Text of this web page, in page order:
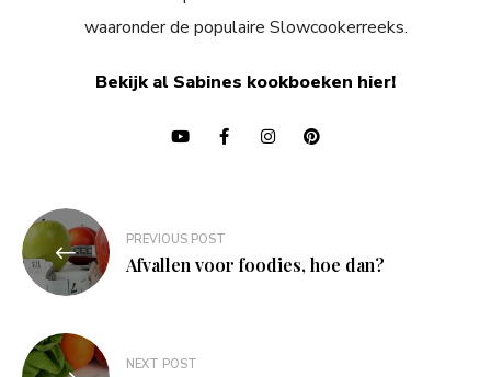
waaronder de populaire Slowcookerreeks.
Bekijk al Sabines kookboeken hier!
Bericht
navigatie
PREVIOUS POST
Afvallen voor foodies, hoe dan?
NEXT POST